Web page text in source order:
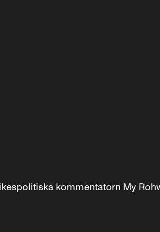
kommentatorn My